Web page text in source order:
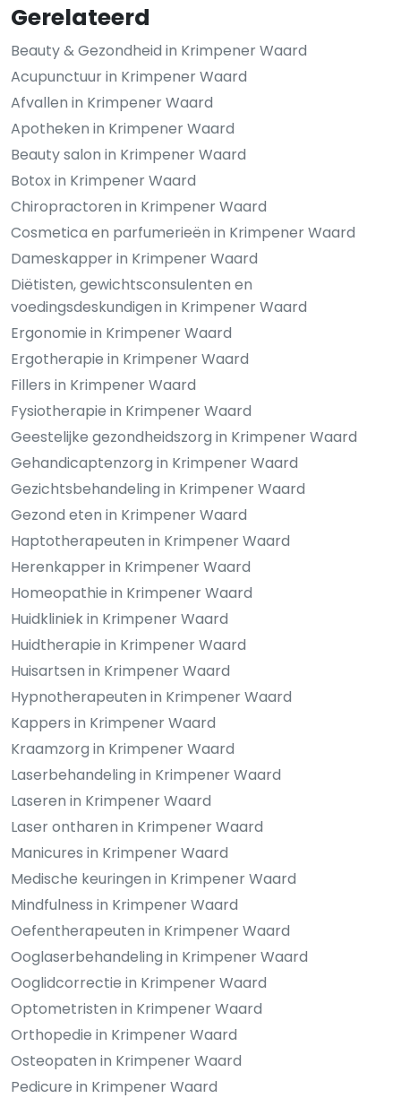
Gerelateerd
Beauty & Gezondheid in Krimpener Waard
Acupunctuur in Krimpener Waard
Afvallen in Krimpener Waard
Apotheken in Krimpener Waard
Beauty salon in Krimpener Waard
Botox in Krimpener Waard
Chiropractoren in Krimpener Waard
Cosmetica en parfumerieën in Krimpener Waard
Dameskapper in Krimpener Waard
Diëtisten, gewichtsconsulenten en
voedingsdeskundigen in Krimpener Waard
Ergonomie in Krimpener Waard
Ergotherapie in Krimpener Waard
Fillers in Krimpener Waard
Fysiotherapie in Krimpener Waard
Geestelijke gezondheidszorg in Krimpener Waard
Gehandicaptenzorg in Krimpener Waard
Gezichtsbehandeling in Krimpener Waard
Gezond eten in Krimpener Waard
Haptotherapeuten in Krimpener Waard
Herenkapper in Krimpener Waard
Homeopathie in Krimpener Waard
Huidkliniek in Krimpener Waard
Huidtherapie in Krimpener Waard
Huisartsen in Krimpener Waard
Hypnotherapeuten in Krimpener Waard
Kappers in Krimpener Waard
Kraamzorg in Krimpener Waard
Laserbehandeling in Krimpener Waard
Laseren in Krimpener Waard
Laser ontharen in Krimpener Waard
Manicures in Krimpener Waard
Medische keuringen in Krimpener Waard
Mindfulness in Krimpener Waard
Oefentherapeuten in Krimpener Waard
Ooglaserbehandeling in Krimpener Waard
Ooglidcorrectie in Krimpener Waard
Optometristen in Krimpener Waard
Orthopedie in Krimpener Waard
Osteopaten in Krimpener Waard
Pedicure in Krimpener Waard